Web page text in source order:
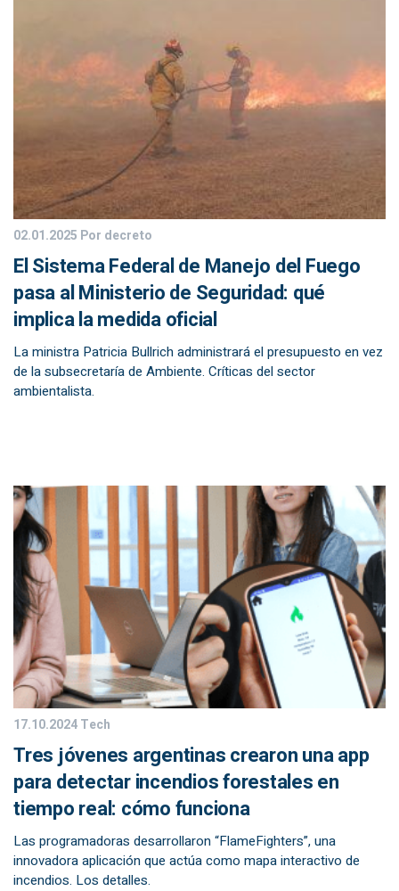
02.01.2025 Por decreto
El Sistema Federal de Manejo del Fuego
pasa al Ministerio de Seguridad: qué
implica la medida oficial
La ministra Patricia Bullrich administrará el presupuesto en vez
de la subsecretaría de Ambiente. Críticas del sector
ambientalista.
17.10.2024Tech
Tres jóvenes argentinas crearon una app
para detectar incendios forestales en
tiempo real: cómo funciona
Las programadoras desarrollaron “FlameFighters”, una
innovadora aplicación que actúa como mapa interactivo de
incendios. Los detalles.